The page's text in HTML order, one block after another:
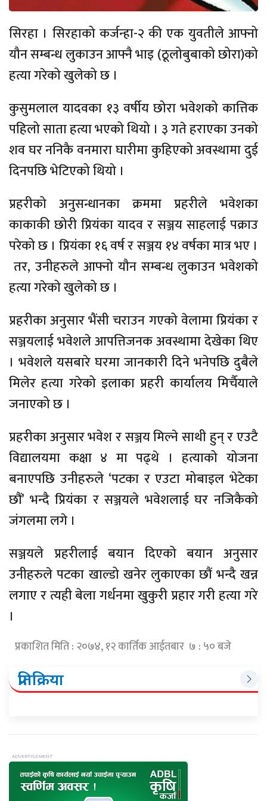
सिरहा । सिरहाको कर्जन्हा-२ की एक युवतीले आफ्नो
यौन सम्बन्ध लुकाउन आफ्नै भाइ (ठूलोबुबाको छोरा)को
हत्या गरेको खुलेको छ ।
कुसुमलाल यादवका १३ वर्षीय छोरा भवेशको कात्तिक
पहिलो साता हत्या भएको थियो । ३ गते हराएका उनको
शव घर ननिकै वनमारा घारीमा कुहिएको अवस्थामा दुई
दिनपछि भेटिएको थियो ।
प्रहरीको अनुसन्धानका क्रममा प्रहरीले भवेशका
काकाकी छोरी प्रियंका यादव र सञ्जय साहलाई पक्राउ
परेको छ । प्रियंका १६ वर्ष र सञ्जय १४ वर्षका मात्र भए ।
तर, उनीहरुले आफ्नो यौन सम्बन्ध लुकाउन भवेशको
हत्या गरेको खुलेको छ ।
प्रहरीका अनुसार भैंसी चराउन गएको वेलामा प्रियंका र
सञ्जयलाई भवेशले आपत्तिजनक अवस्थामा देखेका थिए
। भवेशले यसबारे घरमा जानकारी दिने भनेपछि दुबैले
मिलेर हत्या गरेको इलाका प्रहरी कार्यालय मिर्चैयाले
जनाएको छ ।
प्रहरीका अनुसार भवेश र सञ्जय मिल्ने साथी हुन् र एउटै
विद्यालयमा कक्षा ४ मा पढ्थे । हत्याको योजना
बनाएपछि उनीहरुले ‘पटका र एउटा मोबाइल भेटेका
छौं’ भन्दै प्रियंका र सञ्जयले भवेशलाई घर नजिकैको
जंगलमा लगे ।
सञ्जयले प्रहरीलाई बयान दिएको बयान अनुसार
उनीहरुले पटका खाल्डो खनेर लुकाएका छौं भन्दै खन्न
लगाए र त्यही बेला गर्धनमा खुकुरी प्रहार गरी हत्या गरे
।
प्रकाशित मिति : २०७४, १२ कार्तिक आईतबार ७ : ५० बजे
प्रतिक्रिया